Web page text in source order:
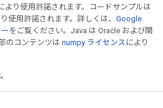
より使用許諾されます。コードサンプルは
使用許諾されます。詳しくは、 Google
をご覧ください。Java は Oracle および関
のコンテンツは numpy ライセンス により